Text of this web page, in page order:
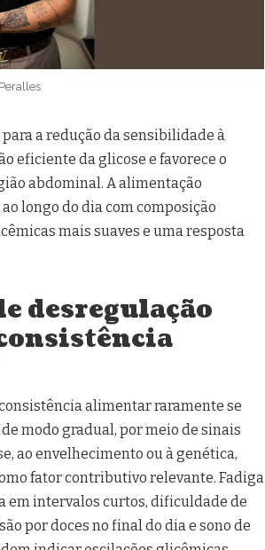
a redução da sensibilidade à
eficiente da glicose e favorece o
abdominal. A alimentação
longo do dia com composição
mais suaves e uma resposta
desregulação
alimentar raramente se
modo gradual, por meio de sinais
ao envelhecimento ou à genética,
fator contributivo relevante. Fadiga
em intervalos curtos, dificuldade de
por doces no final do dia e sono de